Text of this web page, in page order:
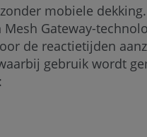
mobiele
Gateway-
de reactietijden
gebruik wordt